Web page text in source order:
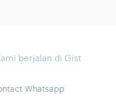
berjalan di Gist
Whatsapp